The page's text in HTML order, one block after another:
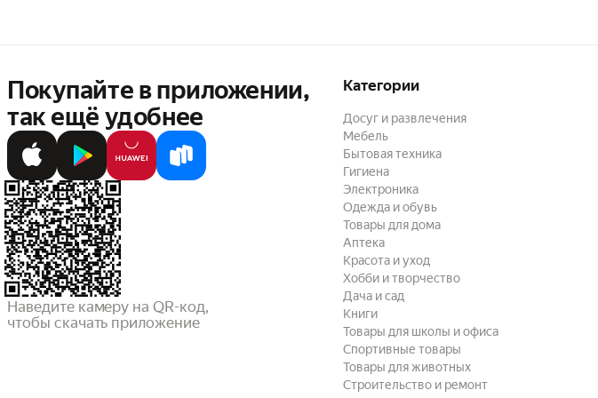
Покупайте в приложении,
так ещё удобнее
Наведите камеру на QR-код,
чтобы скачать приложение
Категории
Досуг и развлечения
Мебель
Бытовая техника
Гигиена
Электроника
Одежда и обувь
Товары для дома
Аптека
Красота и уход
Хобби и творчество
Дача и сад
Книги
Товары для школы и офиса
Спортивные товары
Товары для животных
Строительство и ремонт